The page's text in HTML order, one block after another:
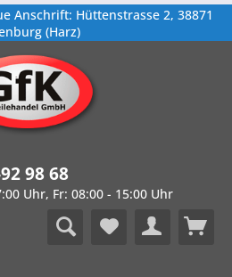
Anschrift: Hüttenstrasse 2, 38871
(Harz)
98 68
Uhr, Fr: 08:00 - 15:00 Uhr